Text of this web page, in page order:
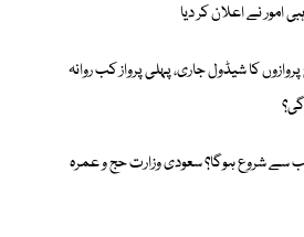
امور نے اعلان کر دیا
کا شیڈول جاری، پہلی پرواز کب روانہ
سے شروع ہوگا؟ سعودی وزارت حج و عمرہ